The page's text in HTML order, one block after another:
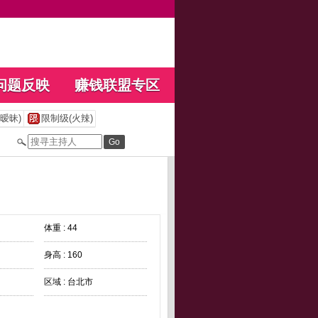
题反映 赚钱联盟专区
昧) 限制级(火辣)
体重 : 44
身高 : 160
区域 : 台北市